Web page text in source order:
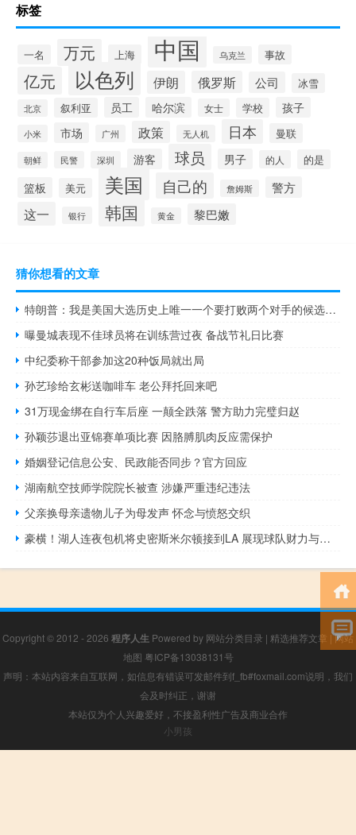
标签
一名 万元 上海 中国 乌克兰 事故
亿元 以色列 伊朗 俄罗斯 公司 冰雪
北京 叙利亚 员工 哈尔滨 女士 学校 孩子
小米 市场 广州 政策 无人机 日本 曼联
朝鲜 民警 深圳 游客 球员 男子 的人 的是
篮板 美元 美国 自己的 詹姆斯 警方
这一 银行 韩国 黄金 黎巴嫩
猜你想看的文章
特朗普：我是美国大选历史上唯一一个要打败两个对手的候选人——摇摆州成关键战场
曝曼城表现不佳球员将在训练营过夜 备战节礼日比赛
中纪委称干部参加这20种饭局就出局
孙艺珍给玄彬送咖啡车 老公拜托回来吧
31万现金绑在自行车后座 一颠全跌落 警方助力完璧归赵
孙颖莎退出亚锦赛单项比赛 因胳膊肌肉反应需保护
婚姻登记信息公安、民政能否同步？官方回应
湖南航空技师学院院长被查 涉嫌严重违纪违法
父亲换母亲遗物儿子为母发声 怀念与愤怒交织
豪横！湖人连夜包机将史密斯米尔顿接到LA 展现球队财力与决心
Copyright © 2012 - 2026 程序人生 Powered by 网站分类目录 | 精选推荐文章 |网站
地图 粤ICP备13038131号
声明：本站内容来自互联网，如信息有错误可发邮件到f_fb#foxmail.com说明，我们
会及时纠正，谢谢
本站仅为个人兴趣爱好，不接盈利性广告及商业合作
小男孩